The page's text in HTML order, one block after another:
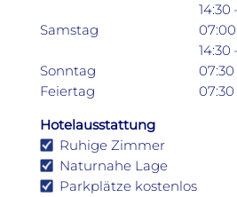
14:30
Samstag
07:00
14:30
Sonntag
Feiertag
Hotelausstattung
Ruhige Zimmer
Naturnahe Lage
Parkplätze kostenlos